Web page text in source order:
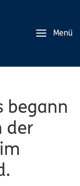
Menü
begann
der